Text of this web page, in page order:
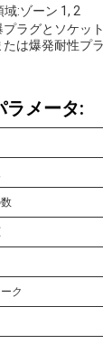
域:ゾーン 1, 2
プラグとソケッ
は爆発耐性プ
ラメータ:
ク